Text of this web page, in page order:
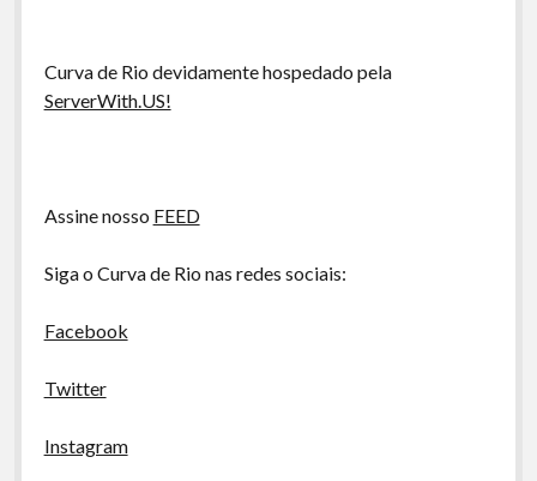
Curva de Rio devidamente hospedado pela
ServerWith.US!
Assine nosso FEED
Siga o Curva de Rio nas redes sociais:
Facebook
Twitter
Instagram